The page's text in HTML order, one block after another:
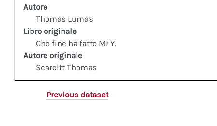
Autore
Thomas Lumas
Libro originale
Che fine ha fatto Mr Y.
Autore originale
Scareltt Thomas
Previous dataset